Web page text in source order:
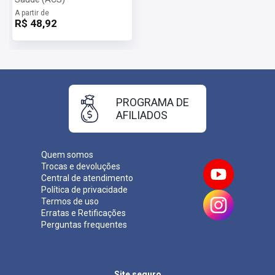
A partir de
R$ 48,92
Quem somos
Trocas e devoluções
Central de atendimento
Política de privacidade
Termos de uso
Erratas e Retificações
Perguntas frequentes
PROGRAMA DE
AFILIADOS